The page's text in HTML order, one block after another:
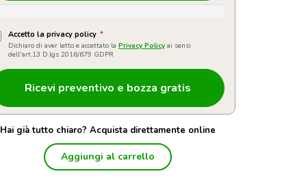
Accetto la privacy policy *
Dichiaro di aver letto e accettato la Privacy Policy ai sensi
dell'art.13 D.lgs 2016/679 GDPR
Hai già tutto chiaro? Acquista direttamente online
Aggiungi al carrello